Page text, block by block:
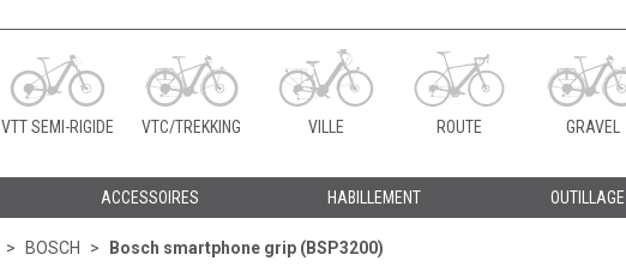
VTT SEMI-RIGIDE VTC/TREKKING VILLE ROUTE GRAVEL
ACCESSOIRES HABILLEMENT
BOSCH Bosch smartphone grip (BSP3200)